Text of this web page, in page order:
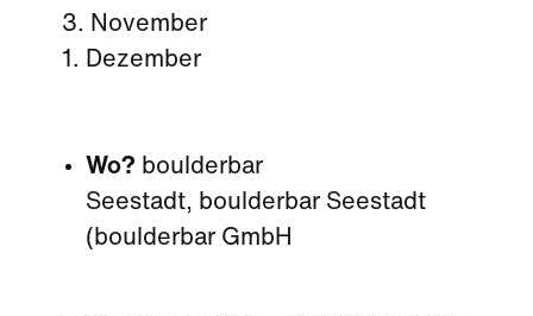
3. November
1. Dezember
Wo? boulderbar
Seestadt, boulderbar Seestadt
(boulderbar GmbH